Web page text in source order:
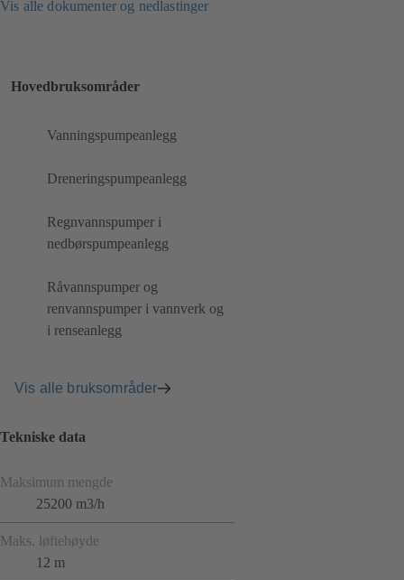
Vis alle dokumenter og nedlastinger
Hovedbruksområder
Vanningspumpeanlegg
Dreneringspumpeanlegg
Regnvannspumper i
nedbørspumpeanlegg
Råvannspumper og
renvannspumper i vannverk og
i renseanlegg
Vis alle bruksområder
Tekniske data
Maksimum mengde
25200 m3/h
Maks. løftehøyde
12 m